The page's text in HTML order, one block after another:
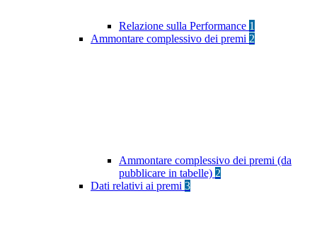
Relazione sulla Performance 1
Ammontare complessivo dei premi 2
Ammontare complessivo dei premi (da
pubblicare in tabelle) 2
Dati relativi ai premi 3